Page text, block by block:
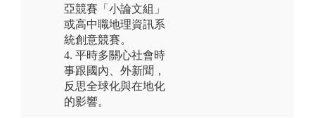
亞競賽「小論文組」
或高中職地理資訊系
統創意競賽。
4. 平時多關心社會時
事跟國內、外新聞，
反思全球化與在地化
的影響。